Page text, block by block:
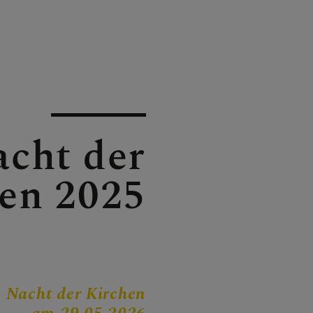
PFARRE
der
2025
Nacht der Kirchen